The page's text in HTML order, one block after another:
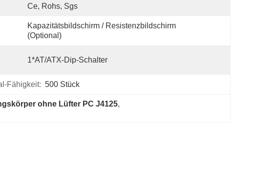
Ce, Rohs, Sgs
Kapazitätsbildschirm / Resistenzbildschirm
(optional)
1*AT/ATX-Dip-Schalter
Fähigkeit: 500 Stück
ohne Lüfter PC J4125,